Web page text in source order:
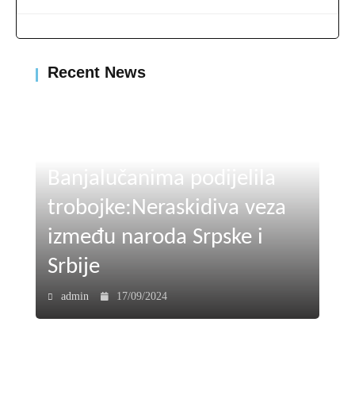
Recent News
Banjalučanima podijelila
trobojke:Neraskidiva veza
između naroda Srpske i
Srbije
admin 17/09/2024